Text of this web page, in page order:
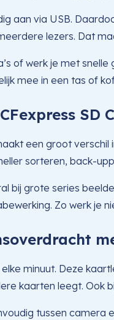
aan via USB.
lezers. Dat
of werk je met
mee in een tas of
een groot verschil
sorteren, back-
bij grote series
Zo werk je
minuut. Deze
kaarten leegt. Ook
tussen camera